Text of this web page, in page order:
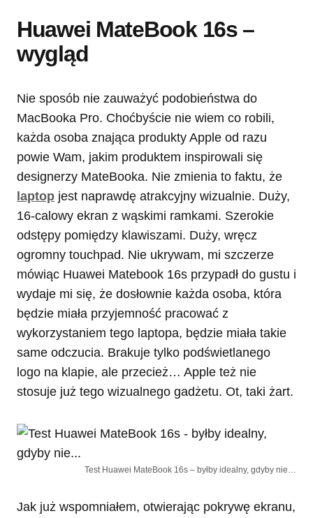
Huawei MateBook 16s –
wygląd
Nie sposób nie zauważyć podobieństwa do
MacBooka Pro. Choćbyście nie wiem co robili,
każda osoba znająca produkty Apple od razu
powie Wam, jakim produktem inspirowali się
designerzy MateBooka. Nie zmienia to faktu, że
laptop jest naprawdę atrakcyjny wizualnie. Duży,
16-calowy ekran z wąskimi ramkami. Szerokie
odstępy pomiędzy klawiszami. Duży, wręcz
ogromny touchpad. Nie ukrywam, mi szczerze
mówiąc Huawei Matebook 16s przypadł do gustu i
wydaje mi się, że dosłownie każda osoba, która
będzie miała przyjemność pracować z
wykorzystaniem tego laptopa, będzie miała takie
same odczucia. Brakuje tylko podświetlanego
logo na klapie, ale przecież… Apple też nie
stosuje już tego wizualnego gadżetu. Ot, taki żart.
Test Huawei MateBook 16s – byłby idealny, gdyby nie…
Jak już wspomniałem, otwierając pokrywę ekranu,